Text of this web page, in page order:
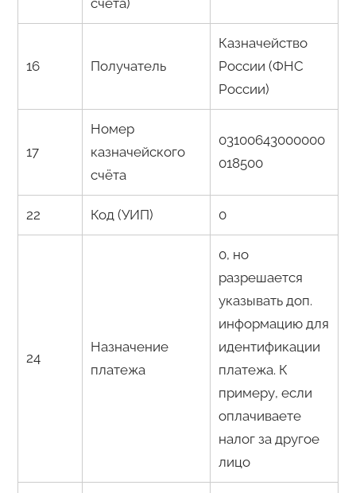
счёта)
16 Получатель
Казначейство
России (ФНС
России)
17
Номер
казначейского
счёта
03100643000000
018500
22 Код (УИП) 0
24
Назначение
платежа
0, но
разрешается
указывать доп.
информацию для
идентификации
платежа. К
примеру, если
оплачиваете
налог за другое
лицо